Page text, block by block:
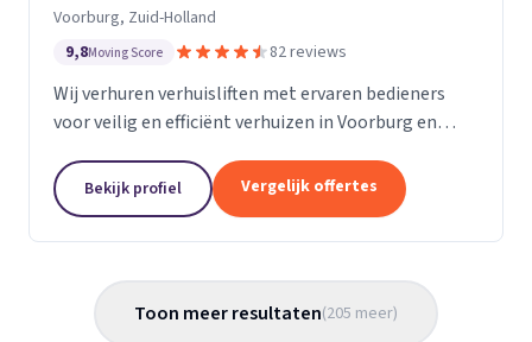
Voorburg, Zuid-Holland
9,8Moving Score 82 reviews
Wij verhuren verhuisliften met ervaren bedieners
voor veilig en efficiënt verhuizen in Voorburg en
Bekijk profiel Vergelijk offertes
Toon meer resultaten(205 meer)